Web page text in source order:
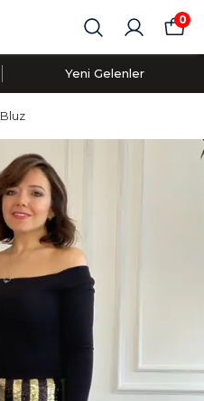
0
Yeni Gelenler
Bluz